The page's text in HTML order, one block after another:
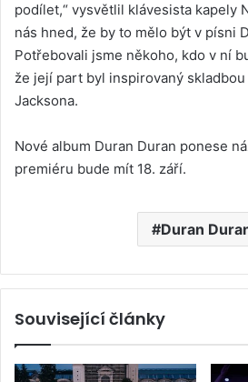
podílet,“ vysvětlil klávesista kapely
nás hned, že by to mělo být v písni
Potřebovali jsme někoho, kdo v ní
že její part byl inspirovaný
Jacksona.
Nové album Duran Duran ponese
premiéru bude mít 18. září.
Duran
Související články